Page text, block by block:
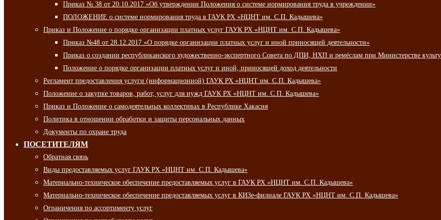
Приказ № 38 от 20.10.2017 «Об утверждении Положения о системе нормирования труда в учреждении»
ПОЛОЖЕНИЕ о системе нормирования труда в ГАУК РХ «НЦНТ им. С.П. Кадышева»
Приказ и Положение о порядке организации платных услуг ГАУК РХ «НЦНТ им. С.П. Кадышева»
Приказ №48 от 28.12.2017 «О порядке организации платных услуг и иной приносящей деятельности»
Приказ о создании республиканского художественно-экспертного Совета по ДПИ, НХП и ремёслам при Министерстве
Положение о порядке организации платных услуг и иной, приносящей доход деятельности
Регламент предоставления услуги (информационной) ГАУК РХ «НЦНТ им. С.П. Кадышева»
Положение о закупке товаров, работ, услуг для нужд ГАУК РХ «НЦНТ им. С.П. Кадышева»
Приказ и Положение о самодеятельных коллективах в Республике Хакасия
Политика в отношении обработки и защиты персональных данных
Документы по охране труда
ПОСЕТИТЕЛЯМ
Обратная связь
Виды предоставляемых услуг ГАУК РХ «НЦНТ им. С.П. Кадышева»
Материально-техническое обеспечение предоставляемых услуг в ГАУК РХ «НЦНТ им. С.П. Кадышева»
Материально-техническое обеспечение предоставляемых услуг в КИЗе-филиале ГАУК РХ «НЦНТ им. С.П. Кадышева»
Ограничения по ассортименту услуг